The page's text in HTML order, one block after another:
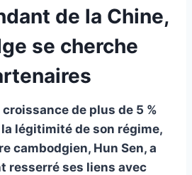
de la Chine,
se cherche
de plus de 5 %
légitimité de son régime,
cambodgien, Hun Sen, a
resserré ses liens avec